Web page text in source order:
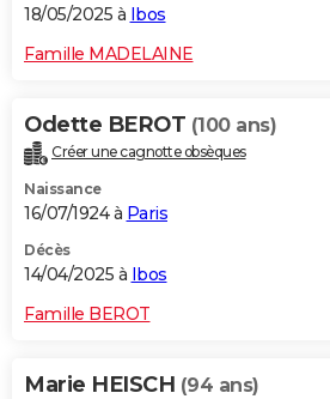
18/05/2025 à Ibos
Famille MADELAINE
Odette BEROT (100 ans)
Créer une cagnotte obsèques
Naissance
16/07/1924 à Paris
Décès
14/04/2025 à Ibos
Famille BEROT
Marie HEISCH (94 ans)